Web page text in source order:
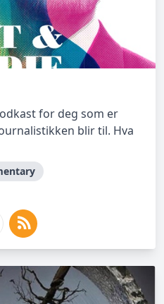
for deg som er
blir til. Hva